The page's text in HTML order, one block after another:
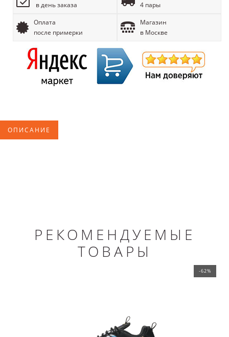
в день заказа
4 пары
Оплата
после примерки
Магазин
в Москве
ОПИСАНИЕ
РЕКОМЕНДУЕМЫЕ
ТОВАРЫ
-62%